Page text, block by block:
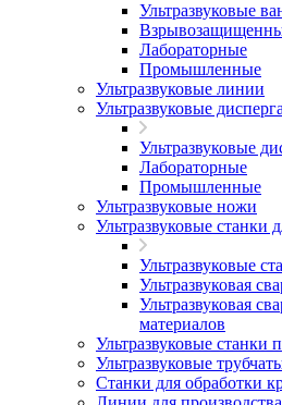
Ультразвуковые
Лабораторные
Промышленные
Ультразвуковые линии
Ультразвуковые
Ультразвуковые
Лабораторные
Промышленные
Ультразвуковые ножи
Ультразвуковые станки
Ультразвуковые
Ультразвуковая
Ультразвуковая
материалов
Ультразвуковые станки
Ультразвуковые
Станки для обработки